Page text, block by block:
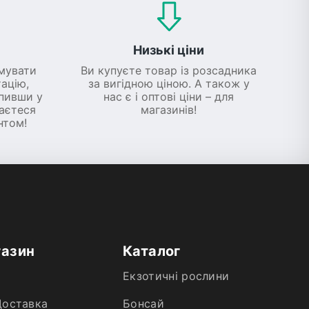
у
Низькі ціни
Ви купуєте товар із розсадника
за вигідною ціною. А також у
нас є і оптові ціни – для
магазинів!
Каталог
Екзотичні рослини
Бонсай